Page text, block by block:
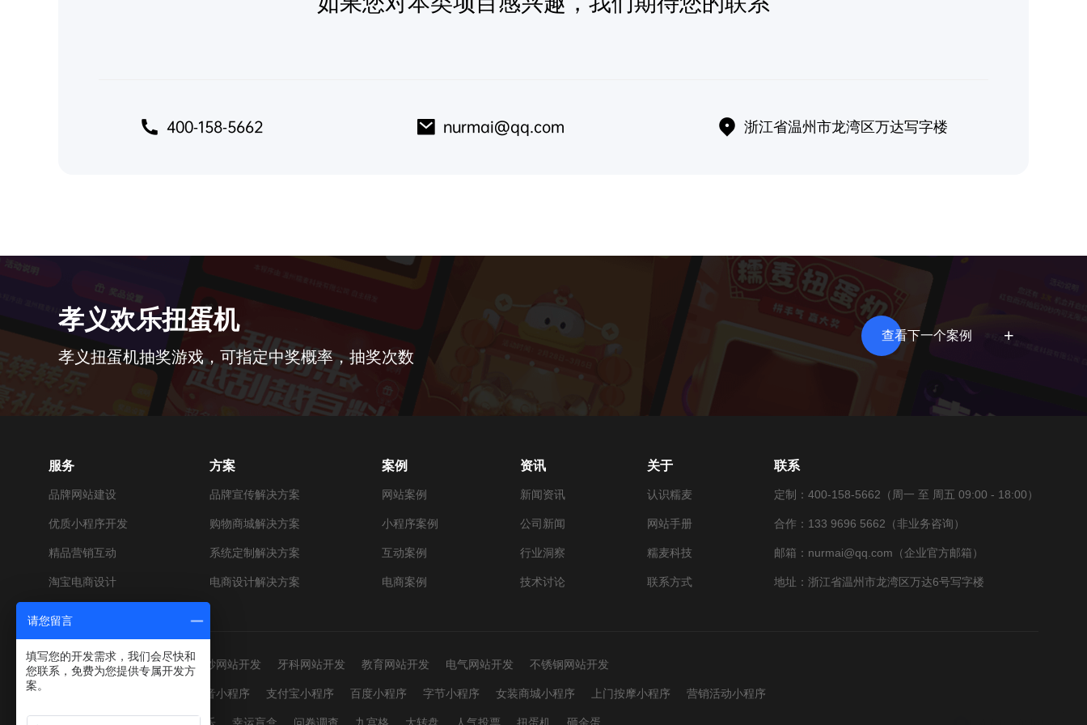
400-158-5662 nurmai@qq.com 浙江省温州市龙湾区万达写字楼
孝义欢乐扭蛋机
孝义扭蛋机抽奖游戏，可指定中奖概率，抽奖次数
查看下一个案例
服务
品牌网站建设
优质小程序开发
精品营销互动
淘宝电商设计
方案
品牌宣传解决方案
购物商城解决方案
系统定制解决方案
电商设计解决方案
案例
网站案例
小程序案例
互动案例
电商案例
资讯
新闻资讯
公司新闻
行业洞察
技术讨论
关于
认识糯麦
网站手册
糯麦科技
联系方式
联系
定制：400-158-5662（周一 至 周五 09:00 - 18:00）
合作：133 9696 5662（非业务咨询）
邮箱：nurmai@qq.com（企业官方邮箱）
地址：浙江省温州市龙湾区万达6号写字楼
网站建设： 男装网站开发 婚纱网站开发 牙科网站开发 教育网站开发 电气网站开发 不锈钢网站开发
抖音小程序 支付宝小程序 百度小程序 字节小程序 女装商城小程序 上门按摩小程序 营销活动小程序
请您留言
填写您的开发需求，我们会尽快和
您联系，免费为您提供专属开发方
案。